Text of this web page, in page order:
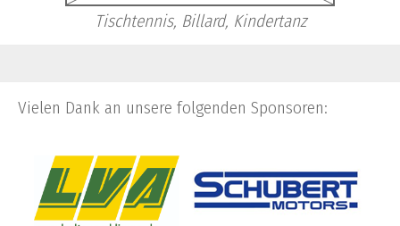
Tischtennis, Billard, Kindertanz
Vielen Dank an unsere folgenden Sponsoren: